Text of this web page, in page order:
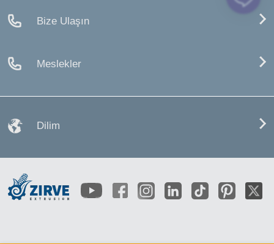
Bize Ulaşın
Meslekler
Dilim